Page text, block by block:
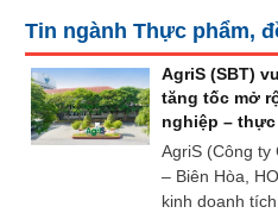
Tin ngành Thực phẩm,
AgriS (SBT)
tăng tốc mở
nghiệp – thực
AgriS (Công ty
– Biên Hòa,
kinh doanh
(-)
Thuật
ngữ
(-)